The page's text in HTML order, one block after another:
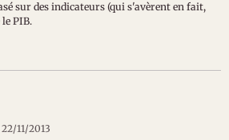
sur des indicateurs (qui s'avèrent en fait,
PIB.
22/11/2013